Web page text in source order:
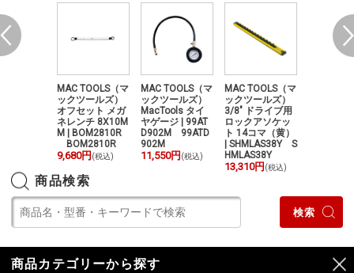
MAC TOOLS（マ
ックツールズ）
オフセット メガ
ネレンチ 8X10M
M | BOM2810R
BOM2810R
9,680円 (税込)
MAC TOOLS（マ
ックツールズ）
MacTools タイ
ヤゲージ | 99AT
D902M 99ATD
902M
11,550円 (税込)
MAC TOOLS（マ
ックツールズ）
3/8" ドライブ用
ロックアソケッ
ト 14コマ（黄）
| SHMLAS38Y S
HMLAS38Y
13,310円 (税込)
商品検索
商品カテゴリーから探す